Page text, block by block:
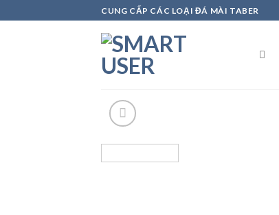
to
CUNG CẤP CÁC LOẠI ĐÁ MÀI TABER